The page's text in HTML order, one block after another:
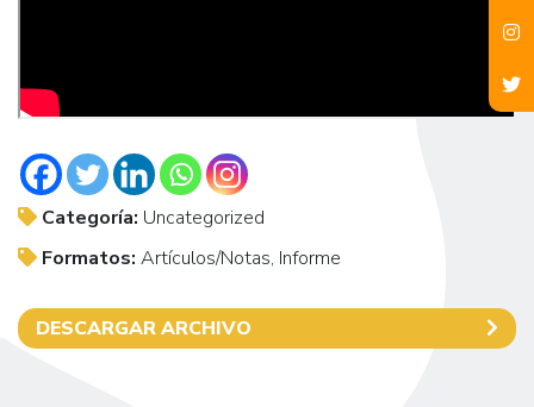
Categoría: Uncategorized
Formatos: Artículos/Notas, Informe
DESCARGAR ARCHIVO